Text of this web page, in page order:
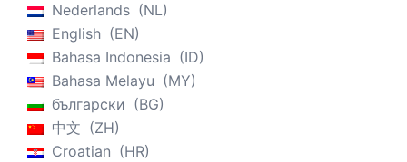
Nederlands
NL
English
EN
Bahasa Indonesia
ID
Bahasa Melayu
MY
български
BG
中文
ZH
Croatian
HR